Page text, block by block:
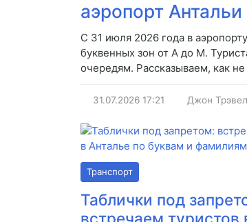
аэропорт
С 31 июля 2026 года в
буквенных зон от A до M.
очередям. Рассказываем, как не
31.07.2026 17:21 Джон Трэвел
Транспорт
Таблички под